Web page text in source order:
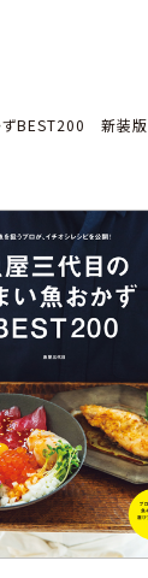
ずBEST200 新装版